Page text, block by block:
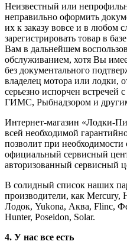
Неизвестный или
неправильно оформить
их к заказу вовсе и в любом
зарегистрировать товар в
Вам в дальнейшем
обслуживанием, хотя Вы
без документального
владелец мотора или лодки,
серьезно испорчен
ГИМС, Рыбнадзором и
Интернет-магазин «Лодки-
всей необходимой
позволит при необходимости
официальный сервисный
авторизованный сервисный
В солидный список наших
производители, как Mercury,
Лодок, Yukona, Аква, Flinc,
Hunter, Poseidon, Solar.
4. У нас все есть